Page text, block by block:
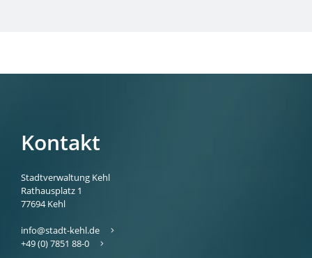
Kontakt
Stadtverwaltung Kehl
Rathausplatz 1
77694 Kehl
info@stadt-kehl.de
+49 (0) 7851 88-0